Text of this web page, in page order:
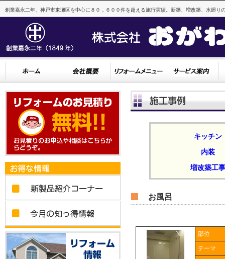
創業嘉永二年、神戸市東灘区を中心に８０，６００件を超える施行実績。新築、増改築、水廻
キッチン
内装
増改築工事
お風呂
部位
テーマ